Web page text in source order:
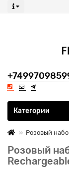
Все категории
Категории
Розовый
Розовый